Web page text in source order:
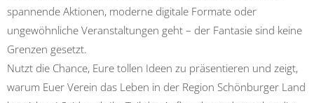
spannende Aktionen, moderne digitale Formate oder
ungewöhnliche Veranstaltungen geht – der Fantasie sind keine
Grenzen gesetzt.
Nutzt die Chance, Eure tollen Ideen zu präsentieren und zeigt,
warum Euer Verein das Leben in der Region Schönburger Land